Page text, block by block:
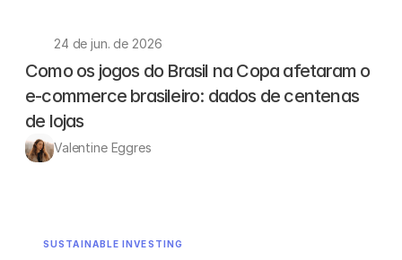
24 de jun. de 2026
Como os jogos do Brasil na Copa afetaram o
e-commerce brasileiro: dados de centenas
de lojas
Valentine Eggres
SUSTAINABLE INVESTING